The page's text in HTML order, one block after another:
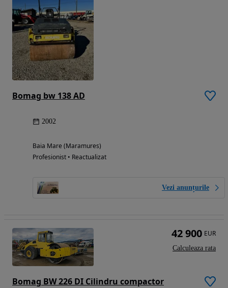
Bomag bw 138 AD
2002
Baia Mare (Maramures)
Profesionist • Reactualizat
Vezi anunțurile
Bomag BW 226 DI Cilindru compactor
42 900 EUR
Calculeaza rata